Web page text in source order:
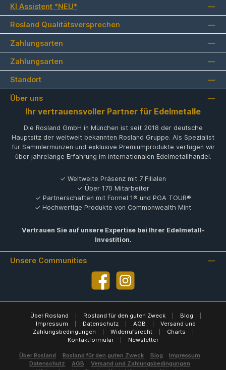
KI Assistent *NEU*
Rosland Qualitätsversprechen
Zahlungsarten
Zahlungsarten
Standort
Über uns
Ihr vertrauensvoller Partner für Edelmetalle
Die Rosland GmbH in München ist seit 2018 der deutsche
Hauptsitz der weltweit bekannten Rosland Gruppe. Als Spezialist
für Sammlermünzen und exklusive Premiumprodukte verfügen wir
über jahrelange Erfahrung im internationalen Edelmetallhandel.
✓ Weltweite Präsenz mit 7 Filialen
✓ Über 170 Mitarbeiter
✓ Partnerschaften mit Formel 1® und PGA TOUR®
✓ Hochwertige Produkte von Commonwealth Mint
Vertrauen Sie auf unsere Expertise bei Ihrer Edelmetall-
Investition.
Unsere Communities
Facebook Instagram
Über Rosland Rosland für den guten Zweck Blog
Impressum
Datenschutz AGB
Versand und
Zahlungsbedingungen
Widerrufsrecht Charts
Kontaktformular
Newsletter
Über Rosland Rosland für den guten Zweck Blog
Impressum
Datenschutz
AGB
Versand und Zahlungsbedingungen